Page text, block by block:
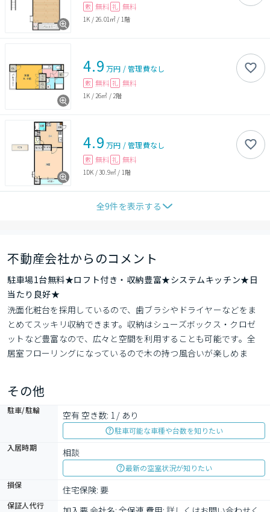
敷 無料 礼 無料
1K / 26.01㎡ / 1階
4.9 万円 /管理費なし
敷 無料 礼 無料
1K / 26㎡ / 2階
4.9 万円 /管理費なし
敷 無料 礼 無料
1DK /30.9㎡ / 1階
全9件を表示する
不動産会社からのコメント
駐車場1台無料★ロフト付き・収納豊富★システムキッチン★日
当たり良好★
洗面化粧台を採用しているので、歯ブラシやドライヤーなどをま
とめてスッキリ収納できます。収納はシューズボックス・クロゼ
ットなど豊富なので、広々と空間を利用することも可能です。全
居室フローリングになっているので木の持つ風合いが楽しめま
の広さに合った照明が付いています。
その他
駐車/駐輪 空有 空き数: 1 / あり
駐車可能な車種や台数を知りたい
入居時期
相談
最新の空室状況が知りたい
損保
住宅保険: 要
保証人代行